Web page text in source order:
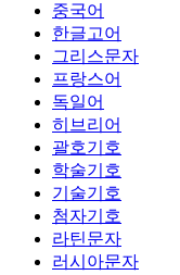
중국어
한글고어
그리스문자
프랑스어
독일어
히브리어
괄호기호
학술기호
기술기호
첨자기호
라틴문자
러시아문자